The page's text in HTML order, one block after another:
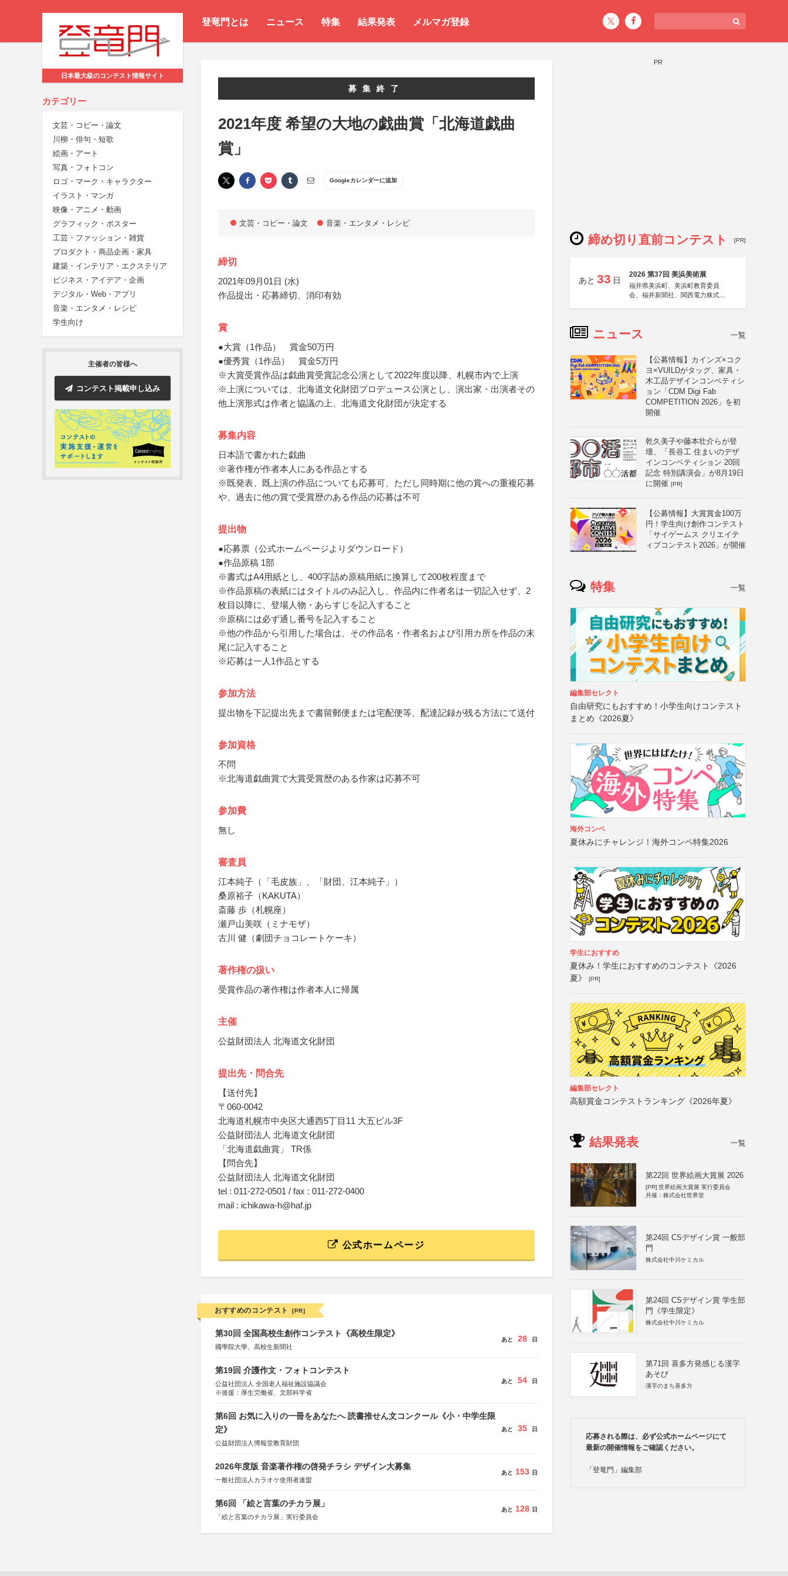
登竜門とは ニュース 特集 結果発表 メルマガ登録
日本最大級のコンテスト情報サイト
カテゴリー
文芸・コピー・論文
川柳・俳句・短歌
絵画・アート
写真・フォトコン
ロゴ・マーク・キャラクター
イラスト・マンガ
映像・アニメ・動画
グラフィック・ポスター
工芸・ファッション・雑貨
プロダクト・商品企画・家具
建築・インテリア・エクステリア
ビジネス・アイデア・企画
デジタル・Web・アプリ
音楽・エンタメ・レシピ
学生向け
主催者の皆様へ
コンテスト掲載申し込み
募集終了
2021年度 希望の大地の戯曲賞「北海道戯曲
賞」
Googleカレンダーに追加
文芸・コピー・論文 音楽・エンタメ・レシピ
締切
2021年09月01日 (水)
作品提出・応募締切、消印有効
賞
●大賞（1作品） 賞金50万円
●優秀賞（1作品） 賞金5万円
※大賞受賞作品は戯曲賞受賞記念公演として2022年度以降、札幌市内で上演
※上演については、北海道文化財団プロデュース公演とし、演出家・出演者その
他上演形式は作者と協議の上、北海道文化財団が決定する
募集内容
日本語で書かれた戯曲
※著作権が作者本人にある作品とする
※既発表、既上演の作品についても応募可、ただし同時期に他の賞への重複応募
や、過去に他の賞で受賞歴のある作品の応募は不可
提出物
●応募票（公式ホームページよりダウンロード）
●作品原稿 1部
※書式はA4用紙とし、400字詰め原稿用紙に換算して200枚程度まで
※作品原稿の表紙にはタイトルのみ記入し、作品内に作者名は一切記入せず、2
枚目以降に、登場人物・あらすじを記入すること
※原稿には必ず通し番号を記入すること
※他の作品から引用した場合は、その作品名・作者名および引用カ所を作品の末
尾に記入すること
※応募は一人1作品とする
参加方法
提出物を下記提出先まで書留郵便または宅配便等、配達記録が残る方法にて送付
参加資格
不問
※北海道戯曲賞で大賞受賞歴のある作家は応募不可
参加費
無し
審査員
江本純子（「毛皮族」、「財団、江本純子」）
桑原裕子（KAKUTA）
斎藤 歩（札幌座）
瀬戸山美咲（ミナモザ）
古川 健（劇団チョコレートケーキ）
著作権の扱い
受賞作品の著作権は作者本人に帰属
主催
公益財団法人 北海道文化財団
提出先・問合先
【送付先】
〒060-0042
北海道札幌市中央区大通西5丁目11 大五ビル3F
公益財団法人 北海道文化財団
「北海道戯曲賞」 TR係
【問合先】
公益財団法人 北海道文化財団
tel : 011-272-0501 / fax : 011-272-0400
mail : ichikawa-h@haf.jp
公式ホームページ
おすすめのコンテスト [PR]
第30回 全国高校生創作コンテスト《高校生限定》
國學院大學、高校生新聞社
あと 28 日
第19回 介護作文・フォトコンテスト
公益社団法人 全国老人福祉施設協議会
※後援：厚生労働省、文部科学省
あと 54 日
第6回 お気に入りの一冊をあなたへ 読書推せん文コンクール《小・中学生限
定》
公益財団法人博報堂教育財団
あと 35 日
2026年度版 音楽著作権の啓発チラシ デザイン大募集
一般社団法人カラオケ使用者連盟
あと 153 日
第6回 「絵と言葉のチカラ展」
「絵と言葉のチカラ展」実行委員会
あと 128 日
PR
締め切り直前コンテスト [PR]
あと 33 日
2026 第37回 美浜美術展
福井県美浜町、美浜町教育委員
会、福井新聞社、関西電力株式会
ニュース 一覧
【公募情報】カインズ×コク
ヨ×VUILDがタッグ、家具・
木工品デザインコンペティシ
ョン「CDM Digi Fab
COMPETITION 2026」を初
開催
乾久美子や藤本壮介らが登
壇、「長谷工 住まいのデザ
インコンペティション 20回
記念 特別講演会」が8月19日
に開催 [PR]
【公募情報】大賞賞金100万
円！学生向け創作コンテスト
「サイゲームス クリエイテ
ィブコンテスト2026」が開催
特集 一覧
編集部セレクト
自由研究にもおすすめ！小学生向けコンテスト
まとめ《2026夏》
海外コンペ
夏休みにチャレンジ！海外コンペ特集2026
学生におすすめ
夏休み！学生におすすめのコンテスト《2026
夏》
[PR]
編集部セレクト
高額賞金コンテストランキング《2026年夏》
結果発表 一覧
第22回 世界絵画大賞展 2026
[PR] 世界絵画大賞展 実行委員会
共催：株式会社世界堂
第24回 CSデザイン賞 一般部
門
株式会社中川ケミカル
第24回 CSデザイン賞 学生部
門《学生限定》
株式会社中川ケミカル
第71回 喜多方発感じる漢字
あそび
漢字のまち喜多方
応募される際は、必ず公式ホームページにて
最新の開催情報をご確認ください。
「登竜門」編集部